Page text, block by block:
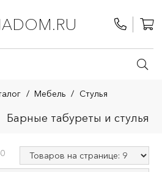
/ Мебель / Стулья
Барные табуреты и стулья